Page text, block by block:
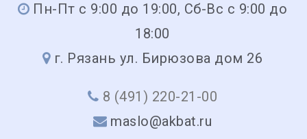
Пн-Пт с 9:00 до 19:00, Сб-Вс с 9:00 до
18:00
г. Рязань ул. Бирюзова дом 26
8 (491) 220-21-00
maslo@akbat.ru